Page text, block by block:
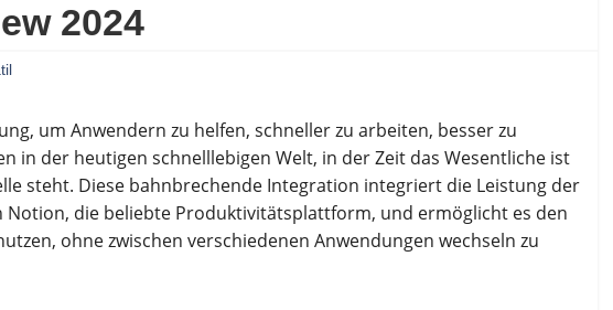
2024
um Anwendern zu helfen, schneller zu arbeiten, besser zu
in der heutigen schnelllebigen Welt, in der Zeit das Wesentliche ist
steht. Diese bahnbrechende Integration integriert die Leistung der
Notion, die beliebte Produktivitätsplattform, und ermöglicht es den
ohne zwischen verschiedenen Anwendungen wechseln zu